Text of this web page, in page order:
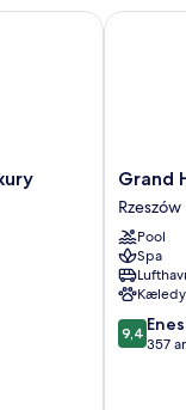
Grand
Hotel
Boutique
Rzeszów
Grand
Rzeszów
Pool
Spa
9.4
ud
9,4
357
Grand